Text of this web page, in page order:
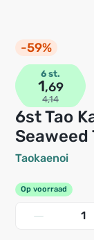
-59%
6st Tao Kae Noi Big Roll Grilled
Seaweed
Taokaenoi
6 st.
1,69
4,14
Op voorraad